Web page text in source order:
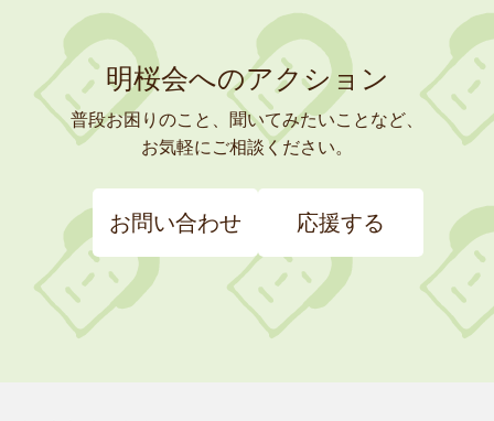
明桜会へのアクション
普段お困りのこと、聞いてみたいことなど、
お気軽にご相談ください。
お問い合わせ 応援する